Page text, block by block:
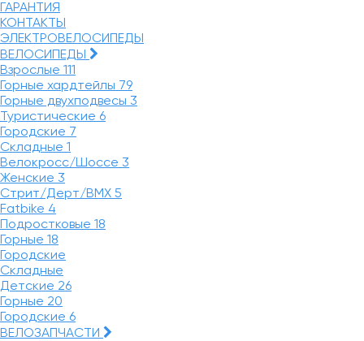
ГАРАНТИЯ
КОНТАКТЫ
ЭЛЕКТРОВЕЛОСИПЕДЫ
ВЕЛОСИПЕДЫ
Взрослые 111
Горные хардтейлы 79
Горные двухподвесы 3
Туристические 6
Городские 7
Складные 1
Велокросс/Шоссе 3
Женские 3
Стрит/Дерт/BMX 5
Fatbike 4
Подростковые 18
Горные 18
Городские
Складные
Детские 26
Горные 20
Городские 6
ВЕЛОЗАПЧАСТИ